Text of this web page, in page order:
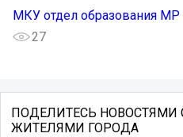
МКУ отдел образования МР
27
ПОДЕЛИТЕСЬ НОВОСТЯМИ
ЖИТЕЛЯМИ ГОРОДА